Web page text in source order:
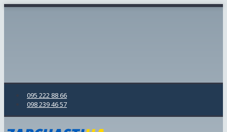
095 222 88 66
098 239 46 57